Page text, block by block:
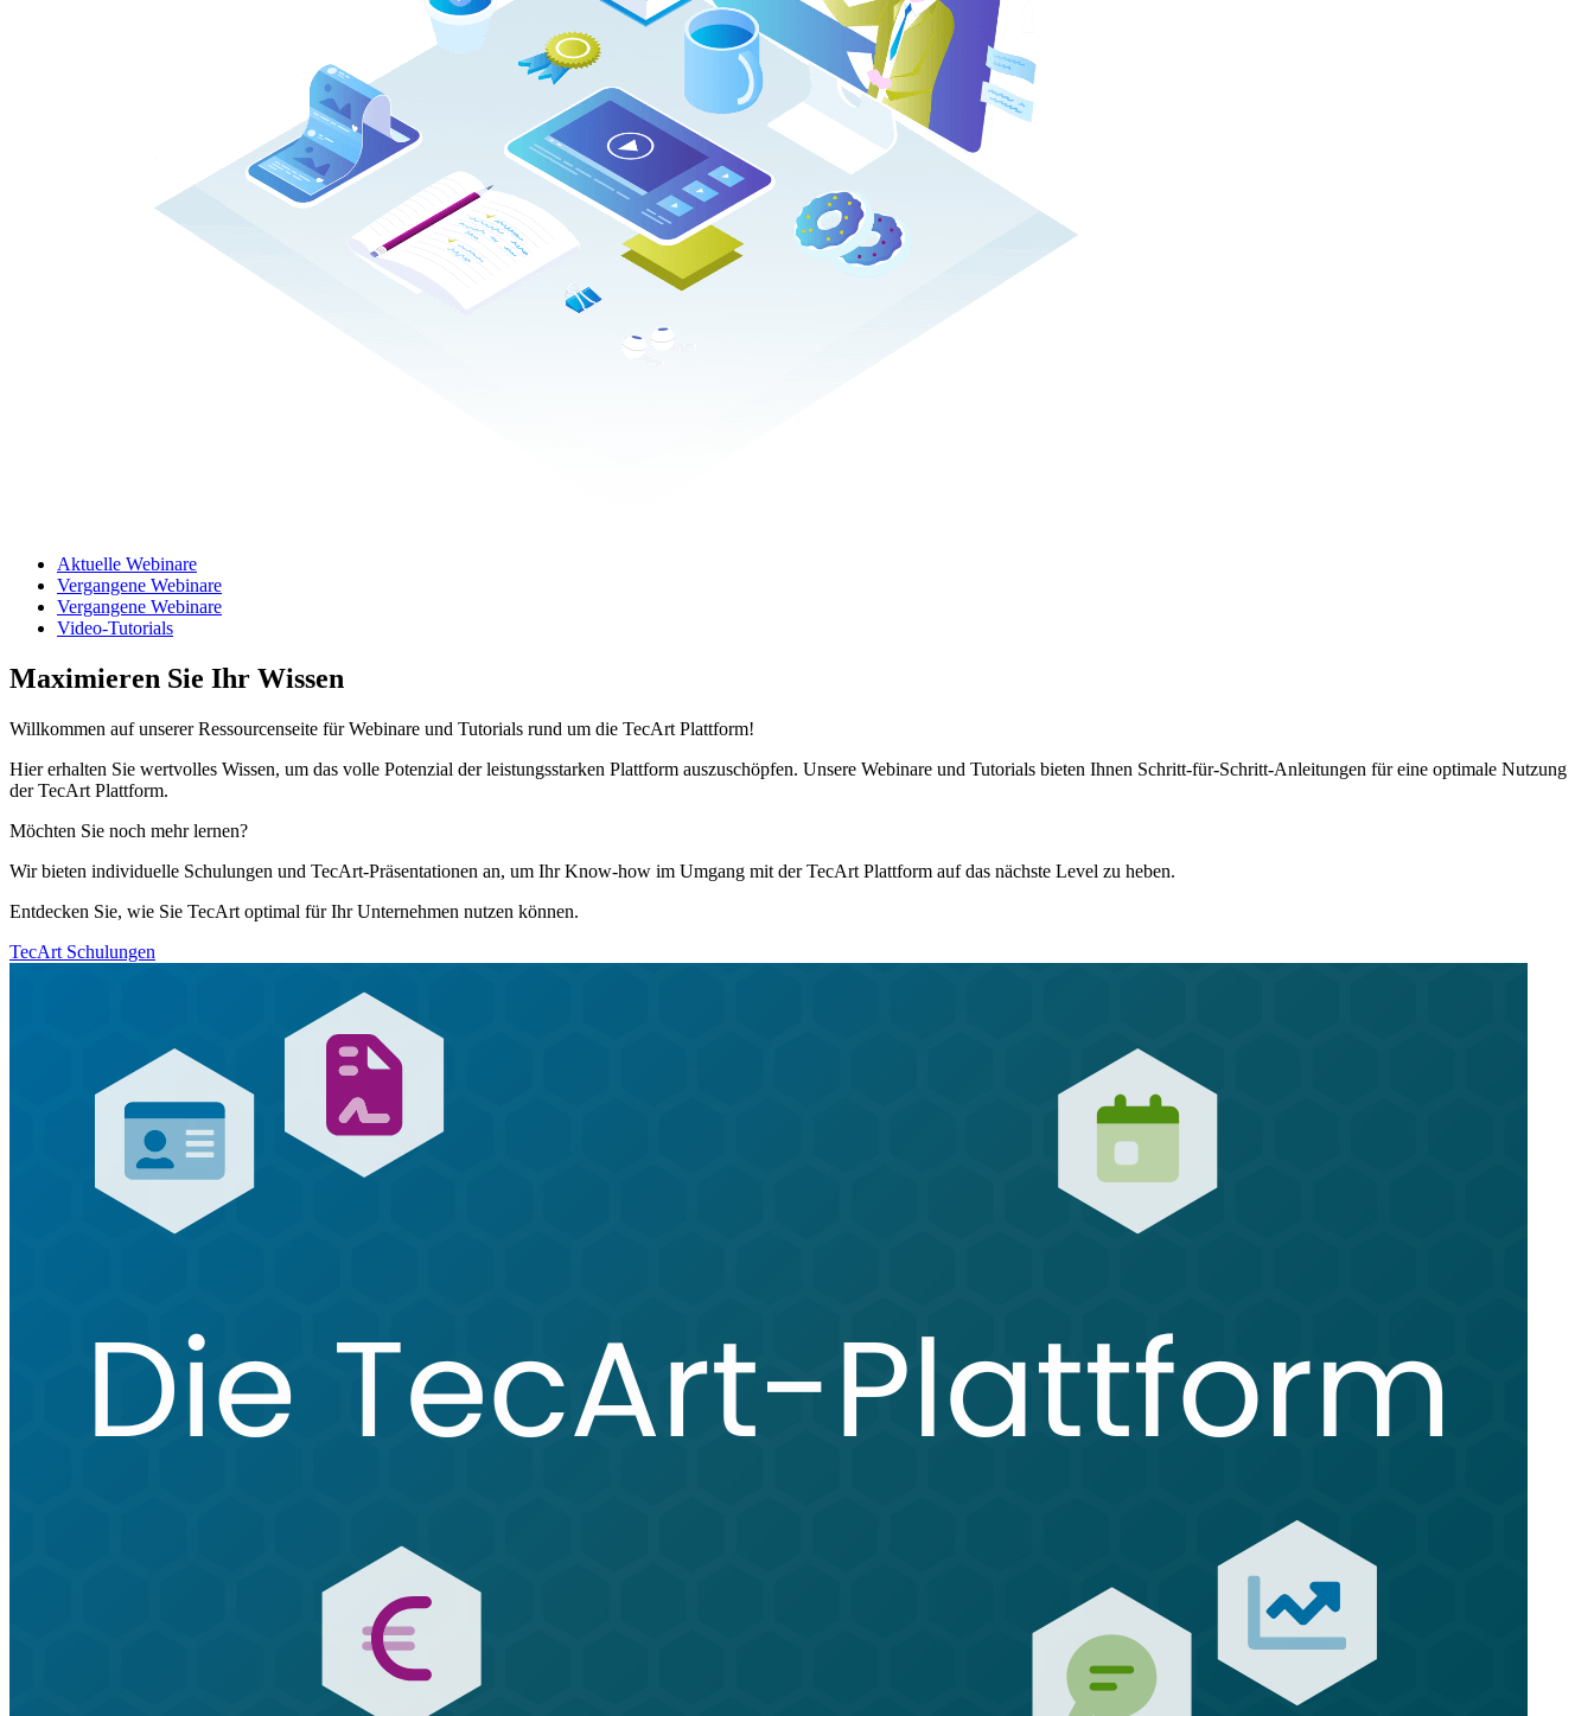
Aktuelle Webinare
Vergangene Webinare
Vergangene Webinare
Video-Tutorials
Maximieren Sie Ihr Wissen
Willkommen auf unserer Ressourcenseite für Webinare und Tutorials rund um die TecArt Plattform!
Hier erhalten Sie wertvolles Wissen, um das volle Potenzial der leistungsstarken Plattform auszuschöpfen. Unsere Webinare und Tutorials bieten Ihnen Schritt-für-Schritt-Anleitungen für eine optimale Nutzung
der TecArt Plattform.
Möchten Sie noch mehr lernen?
Wir bieten individuelle Schulungen und TecArt-Präsentationen an, um Ihr Know-how im Umgang mit der TecArt Plattform auf das nächste Level zu heben.
Entdecken Sie, wie Sie TecArt optimal für Ihr Unternehmen nutzen können.
TecArt Schulungen